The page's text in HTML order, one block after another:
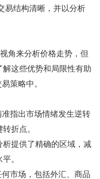
易结构清晰，并以分析
角来分析价格走势，但
这些优势和局限性有助
策略中。
指出市场情绪发生逆转
折点。
析提供了精确的区域，减
。
市场，包括外汇、商品